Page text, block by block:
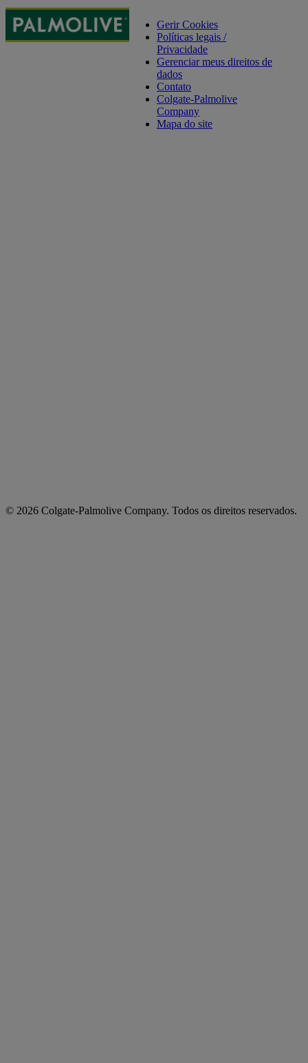
Gerir Cookies
Políticas legais /
Privacidade
Gerenciar meus direitos de
dados
Contato
Colgate-Palmolive
Company
Mapa do site
© 2026 Colgate-Palmolive Company. Todos os direitos reservados.